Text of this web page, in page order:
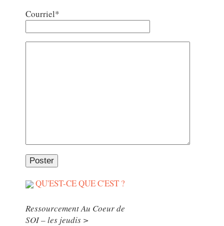
Courriel*
QU'EST-CE QUE C'EST ?
Ressourcement Au Coeur de
SOI – les jeudis >